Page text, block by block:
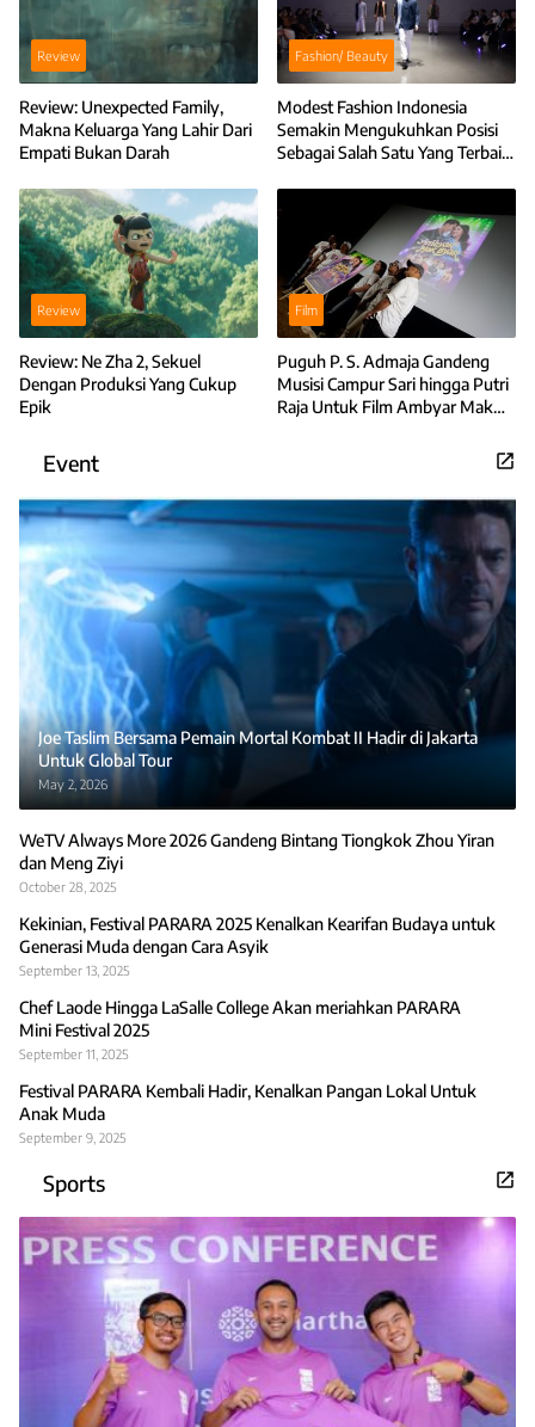
Review
Review: Unexpected Family,
Makna Keluarga Yang Lahir Dari
Empati Bukan Darah
Fashion/ Beauty
Modest Fashion Indonesia
Semakin Mengukuhkan Posisi
Sebagai Salah Satu Yang Terbaik
Review
Review: Ne Zha 2, Sekuel
Dengan Produksi Yang Cukup
Epik
Film
Puguh P. S. Admaja Gandeng
Musisi Campur Sari hingga Putri
Raja Untuk Film Ambyar Mak
Event
Joe Taslim Bersama Pemain Mortal Kombat II Hadir di Jakarta
Untuk Global Tour
May 2, 2026
WeTV Always More 2026 Gandeng Bintang Tiongkok Zhou Yiran
dan Meng Ziyi
October 28, 2025
Kekinian, Festival PARARA 2025 Kenalkan Kearifan Budaya untuk
Generasi Muda dengan Cara Asyik
September 13, 2025
Chef Laode Hingga LaSalle College Akan meriahkan PARARA
Mini Festival 2025
September 11, 2025
Festival PARARA Kembali Hadir, Kenalkan Pangan Lokal Untuk
Anak Muda
September 9, 2025
Sports